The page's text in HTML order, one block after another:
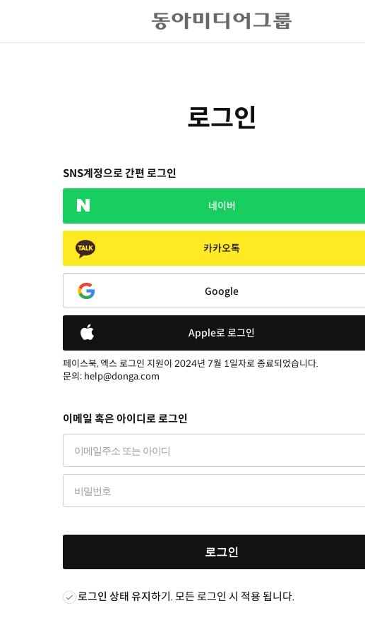
로그인
SNS계정으로 간편 로그인
네이버
카카오톡
Google
Apple로 로그인
페이스북, 엑스 로그인 지원이 2024년 7월 1일자로 종료되었습니다.
문의: help@donga.com
이메일 혹은 아이디로 로그인
로그인
로그인 상태 유지하기. 모든 로그인 시 적용 됩니다.